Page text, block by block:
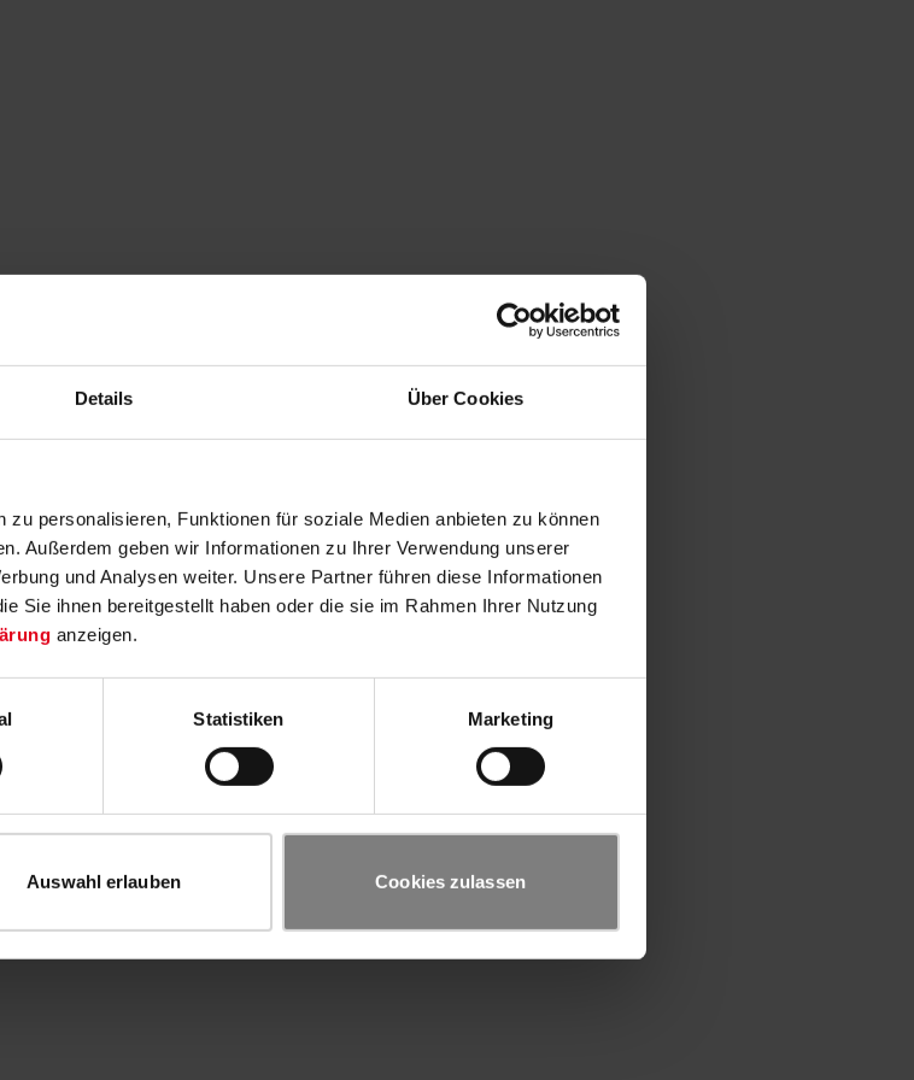
Details Über Cookies
personalisieren, Funktionen für soziale Medien anbieten zu können
Außerdem geben wir Informationen zu Ihrer Verwendung unserer
und Analysen weiter. Unsere Partner führen diese Informationen
Sie ihnen bereitgestellt haben oder die sie im Rahmen Ihrer Nutzung
anzeigen.
Statistiken Marketing
Auswahl erlauben Cookies zulassen